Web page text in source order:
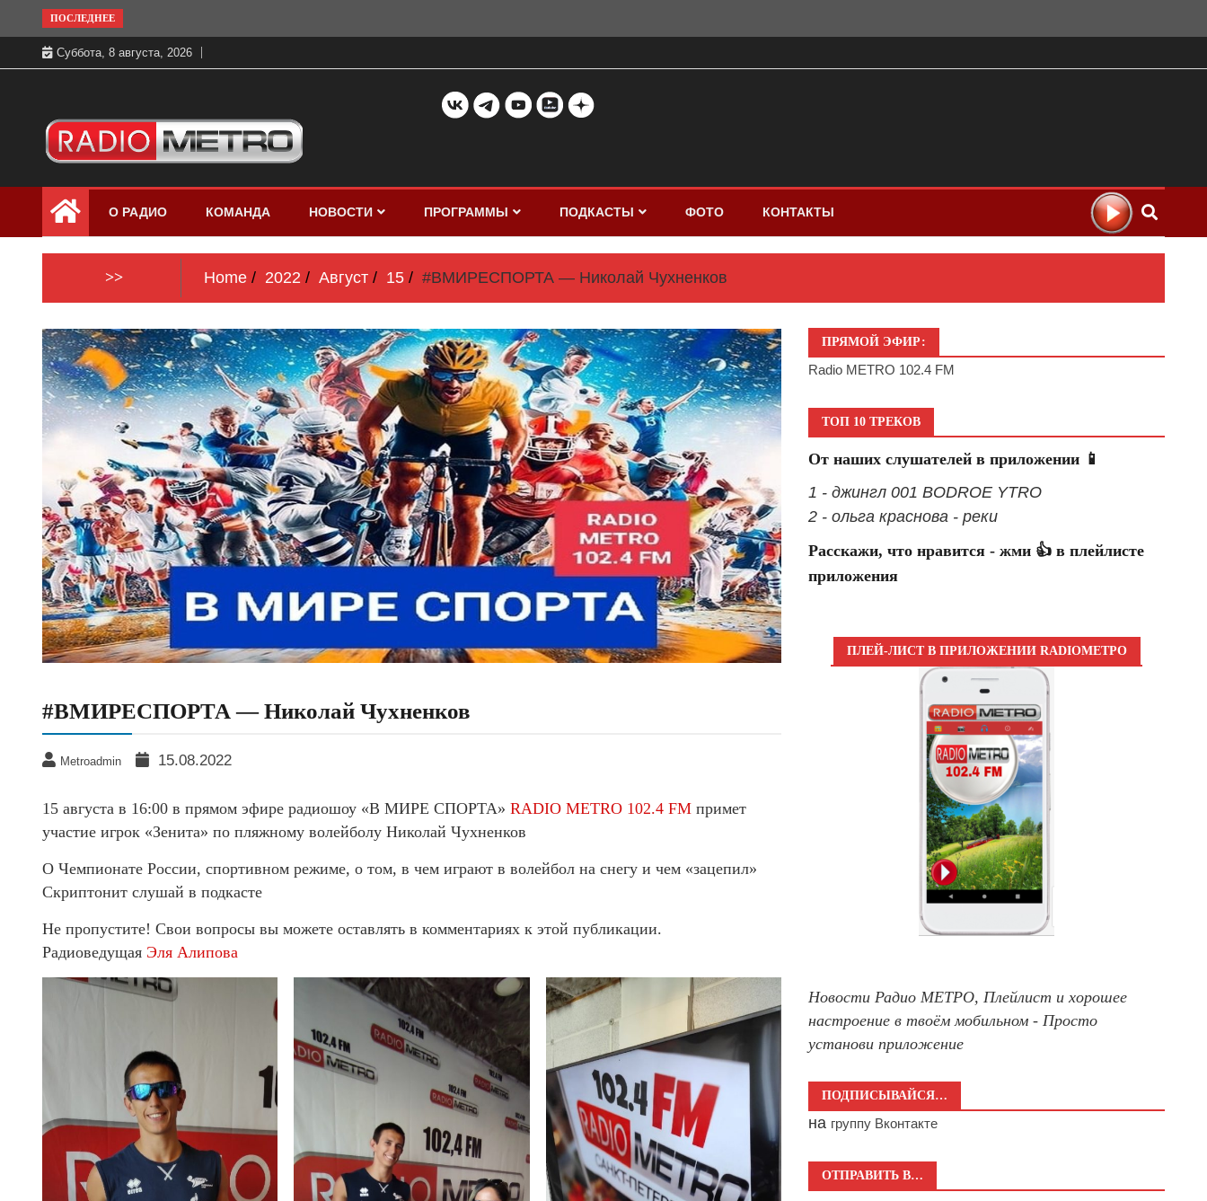
to
content
ПОСЛЕДНЕЕ
Суббота, 8 августа, 2026
Радио МЕТРО
бесплатно в хорошем качестве Санкт-
Петербург и Россия
О РАДИО КОМАНДА НОВОСТИ ПРОГРАММЫ ПОДКАСТЫ ФОТО КОНТАКТЫ
>> Home 2022 Август 15 #ВМИРЕСПОРТА — Николай Чухненков
#ВМИРЕСПОРТА — Николай Чухненков
Metroadmin 15.08.2022
15 августа в 16:00 в прямом эфире радиошоу «В МИРЕ СПОРТА» RADIO METRO 102.4 FM примет
участие игрок «Зенита» по пляжному волейболу Николай Чухненков
О Чемпионате России, спортивном режиме, о том, в чем играют в волейбол на снегу и чем «зацепил»
Скриптонит слушай в подкасте
Не пропустите! Свои вопросы вы можете оставлять в комментариях к этой публикации.
Радиоведущая Эля Алипова
ПРЯМОЙ ЭФИР:
Radio METRO 102.4 FM
ТОП 10 ТРЕКОВ
От наших слушателей в приложении 📱
1 - джингл 001 BODROE YTRO
2 - ольга краснова - реки
Расскажи, что нравится - жми 👍 в плейлисте
приложения
ПЛЕЙ-ЛИСТ В ПРИЛОЖЕНИИ RADIOМЕТРО
Новости Радио МЕТРО, Плейлист и хорошее
настроение в твоём мобильном - Просто
установи приложение
ПОДПИСЫВАЙСЯ…
на группу Вконтакте
ОТПРАВИТЬ В…